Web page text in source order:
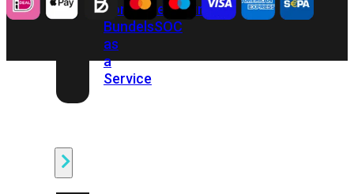
FortiCare Security
BundelsSOC
as
a
Service